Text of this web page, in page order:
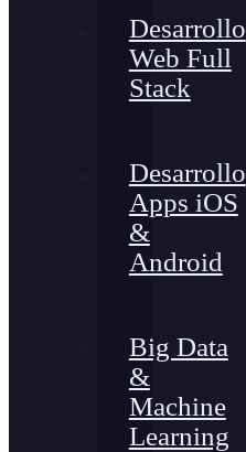
Desarrollo
Web Full
Stack
Desarrollo
Apps iOS
&
Android
Big Data
&
Machine
Learning